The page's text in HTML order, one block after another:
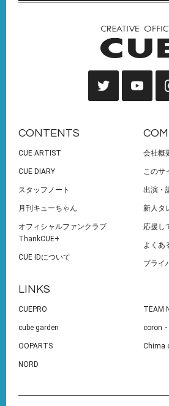
CONTENTS
CUE ARTIST
CUE DIARY
スタッフノート
月刊キューちゃん
オフィシャルファンクラブ
ThankCUE+
CUE IDについて
会社概
このサ
出演・
新人タ
応援し
よくあ
プライ
LINKS
CUEPRO TEAM
cube garden coron
OOPARTS Chima
NORD